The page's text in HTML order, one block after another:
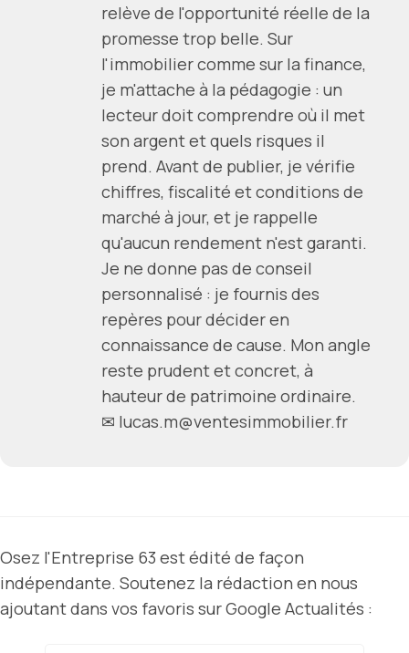
relève de l'opportunité réelle de la
promesse trop belle. Sur
l'immobilier comme sur la finance,
je m'attache à la pédagogie : un
lecteur doit comprendre où il met
son argent et quels risques il
prend. Avant de publier, je vérifie
chiffres, fiscalité et conditions de
marché à jour, et je rappelle
qu'aucun rendement n'est garanti.
Je ne donne pas de conseil
personnalisé : je fournis des
repères pour décider en
connaissance de cause. Mon angle
reste prudent et concret, à
hauteur de patrimoine ordinaire.
✉ lucas.m@ventesimmobilier.fr
Osez l'Entreprise 63 est édité de façon
indépendante. Soutenez la rédaction en nous
ajoutant dans vos favoris sur Google Actualités :